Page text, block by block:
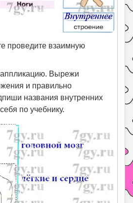
проведите взаимную
Вырежи
и правильно
названия внутренних
по учебнику.